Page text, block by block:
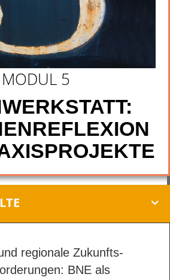
MODUL 5
regionale Zukunfts­
BNE als